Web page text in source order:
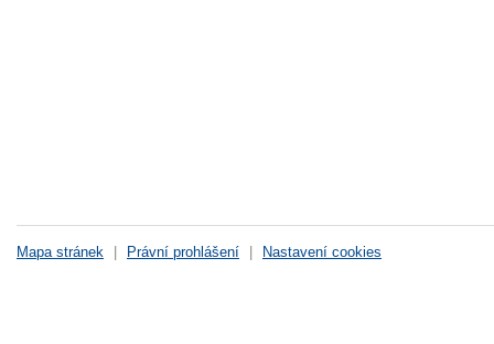
Mapa stránek | Právní prohlášení | Nastavení cookies